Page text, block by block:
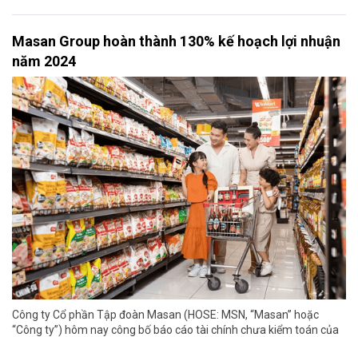
Masan Group hoàn thành 130% kế hoạch lợi nhuận
năm 2024
Công ty Cổ phần Tập đoàn Masan (HOSE: MSN, “Masan” hoặc
“Công ty”) hôm nay công bố báo cáo tài chính chưa kiểm toán của